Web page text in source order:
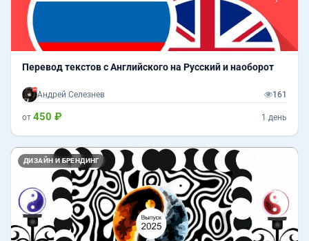
Перевод текстов с Английского на Русский и наоборот
Андрей Селезнев 161
от 450 ₽ 1 день
ДИЗАЙН И БРЕНДИНГ
Назад